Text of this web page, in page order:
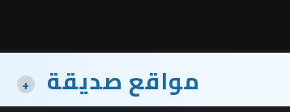
مواقع صديقة +